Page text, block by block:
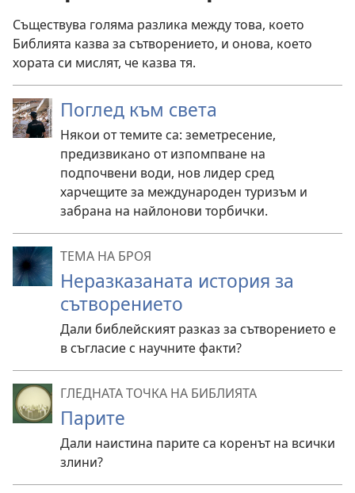
Съществува голяма разлика между това, което
Библията казва за сътворението, и онова, което
хората си мислят, че казва тя.
Поглед към света
Някои от темите са: земетресение,
предизвикано от изпомпване на
подпочвени води, нов лидер сред
харчещите за международен туризъм и
забрана на найлонови торбички.
ТЕМА НА БРОЯ
Неразказаната история за
сътворението
Дали библейският разказ за сътворението е
в съгласие с научните факти?
ГЛЕДНАТА ТОЧКА НА БИБЛИЯТА
Парите
Дали наистина парите са коренът на всички
злини?